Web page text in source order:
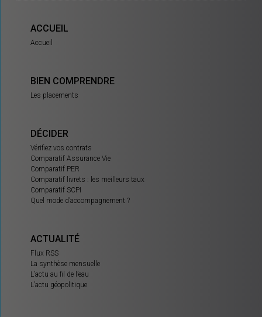
ACCUEIL
Accueil
BIEN COMPRENDRE
Les placements
DÉCIDER
Vérifiez vos contrats
Comparatif Assurance Vie
Comparatif PER
Comparatif livrets : les meilleurs taux
Comparatif SCPI
Quel mode d’accompagnement ?
ACTUALITÉ
Flux RSS
La synthèse mensuelle
L’actu au fil de l’eau
L’actu géopolitique